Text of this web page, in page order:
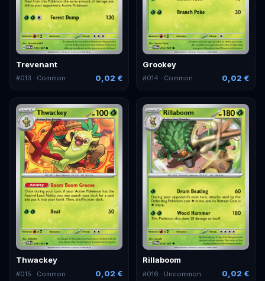
Trevenant
#013 · Common 0,02 €
Grookey
#014 · Common 0,02 €
Thwackey
#015 · Common 0,02 €
Rillaboom
#016 · Uncommon 0,02 €